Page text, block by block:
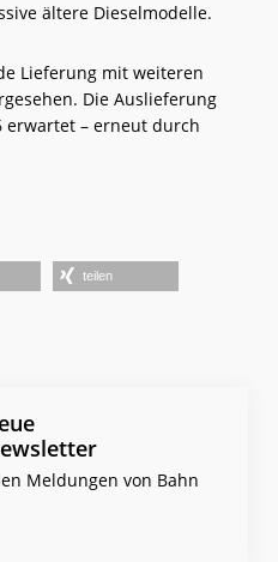
ältere Dieselmodelle.
Lieferung mit weiteren
Die Auslieferung
erwartet – erneut durch
teilen
Meldungen von Bahn